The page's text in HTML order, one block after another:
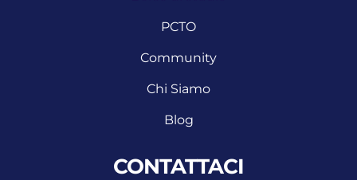
PCTO
Community
Chi Siamo
Blog
CONTATTACI